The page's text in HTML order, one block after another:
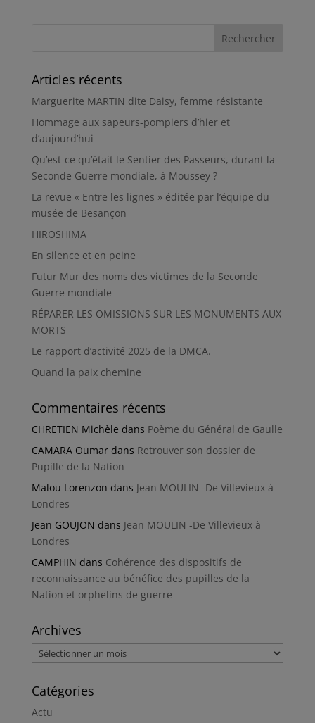
Articles récents
Marguerite MARTIN dite Daisy, femme résistante
Hommage aux sapeurs-pompiers d’hier et
d’aujourd’hui
Qu’est-ce qu’était le Sentier des Passeurs, durant la
Seconde Guerre mondiale, à Moussey ?
La revue « Entre les lignes » éditée par l’équipe du
musée de Besançon
HIROSHIMA
En silence et en peine
Futur Mur des noms des victimes de la Seconde
Guerre mondiale
RÉPARER LES OMISSIONS SUR LES MONUMENTS AUX
MORTS
Le rapport d’activité 2025 de la DMCA.
Quand la paix chemine
Commentaires récents
CHRETIEN Michèle dans Poème du Général de Gaulle
CAMARA Oumardans Retrouver son dossier de
Pupille de la Nation
Malou Lorenzon dans Jean MOULIN -De Villevieux à
Londres
Jean GOUJON dans Jean MOULIN -De Villevieux à
Londres
CAMPHIN dans Cohérence des dispositifs de
reconnaissance au bénéfice des pupilles de la
Nation et orphelins de guerre
Archives
Archives
Catégories
Actu